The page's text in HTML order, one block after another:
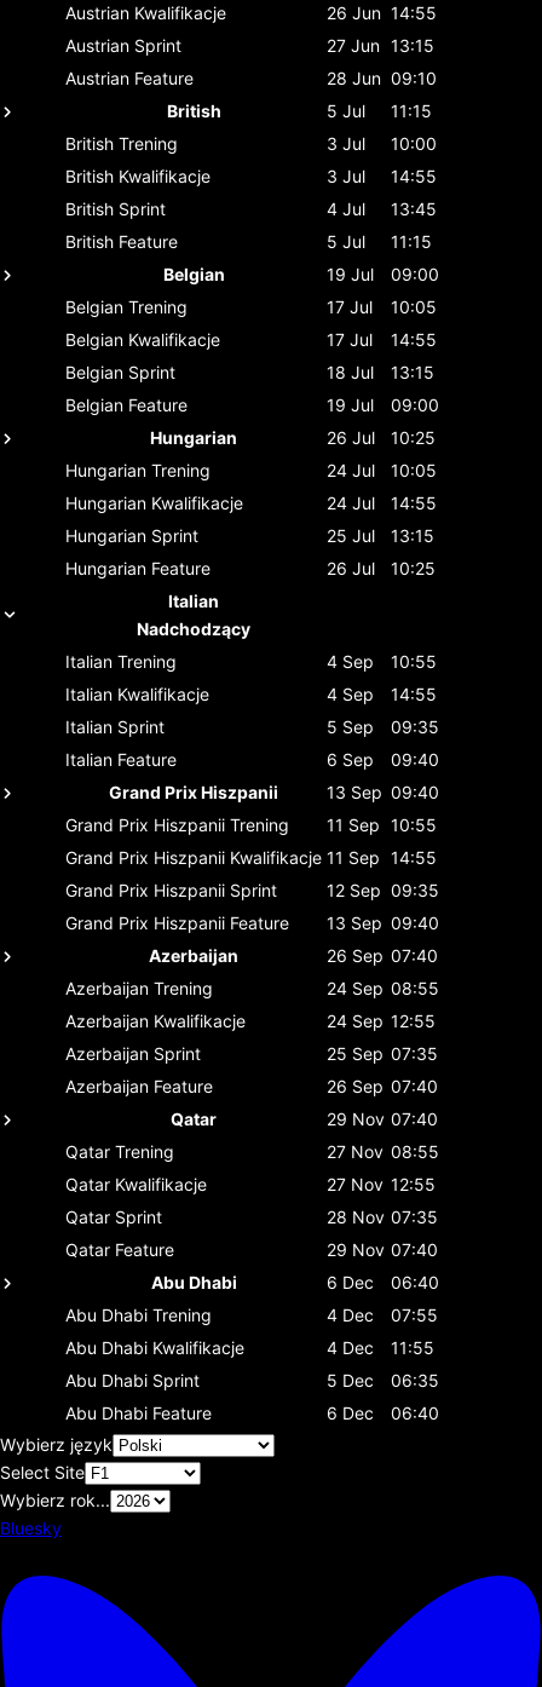
Austrian Kwalifikacje 26 Jun 14:55
Austrian Sprint 27 Jun 13:15
Austrian Feature 28 Jun 09:10
British
5 Jul
11:15
British Trening 3 Jul
10:00
British Kwalifikacje 3 Jul
14:55
British Sprint 4 Jul
13:45
British Feature 5 Jul
11:15
Belgian
19 Jul
09:00
Belgian Trening 17 Jul
10:05
Belgian Kwalifikacje 17 Jul
14:55
Belgian Sprint 18 Jul
13:15
Belgian Feature 19 Jul
09:00
Hungarian
26 Jul
10:25
Hungarian Trening 24 Jul
10:05
Hungarian Kwalifikacje 24 Jul
14:55
Hungarian Sprint 25 Jul
13:15
Hungarian Feature 26 Jul
10:25
Italian
Nadchodzący
Italian Trening 4 Sep
10:55
Italian Kwalifikacje 4 Sep
14:55
Italian Sprint 5 Sep
09:35
Italian Feature 6 Sep
09:40
Grand Prix Hiszpanii
13 Sep 09:40
Grand Prix Hiszpanii Trening 11 Sep 10:55
Grand Prix Hiszpanii Kwalifikacje 11 Sep 14:55
Grand Prix Hiszpanii Sprint 12 Sep 09:35
Grand Prix Hiszpanii Feature 13 Sep 09:40
Azerbaijan
26 Sep 07:40
Azerbaijan Trening 24 Sep 08:55
Azerbaijan Kwalifikacje 24 Sep 12:55
Azerbaijan Sprint 25 Sep 07:35
Azerbaijan Feature 26 Sep 07:40
Qatar
29 Nov 07:40
Qatar Trening 27 Nov 08:55
Qatar Kwalifikacje 27 Nov 12:55
Qatar Sprint 28 Nov 07:35
Qatar Feature 29 Nov 07:40
Abu Dhabi
6 Dec
06:40
Abu Dhabi Trening 4 Dec
07:55
Abu Dhabi Kwalifikacje 4 Dec
11:55
Abu Dhabi Sprint 5 Dec
06:35
Abu Dhabi Feature 6 Dec
06:40
Wybierz język
Select Site
Wybierz rok...
Bluesky